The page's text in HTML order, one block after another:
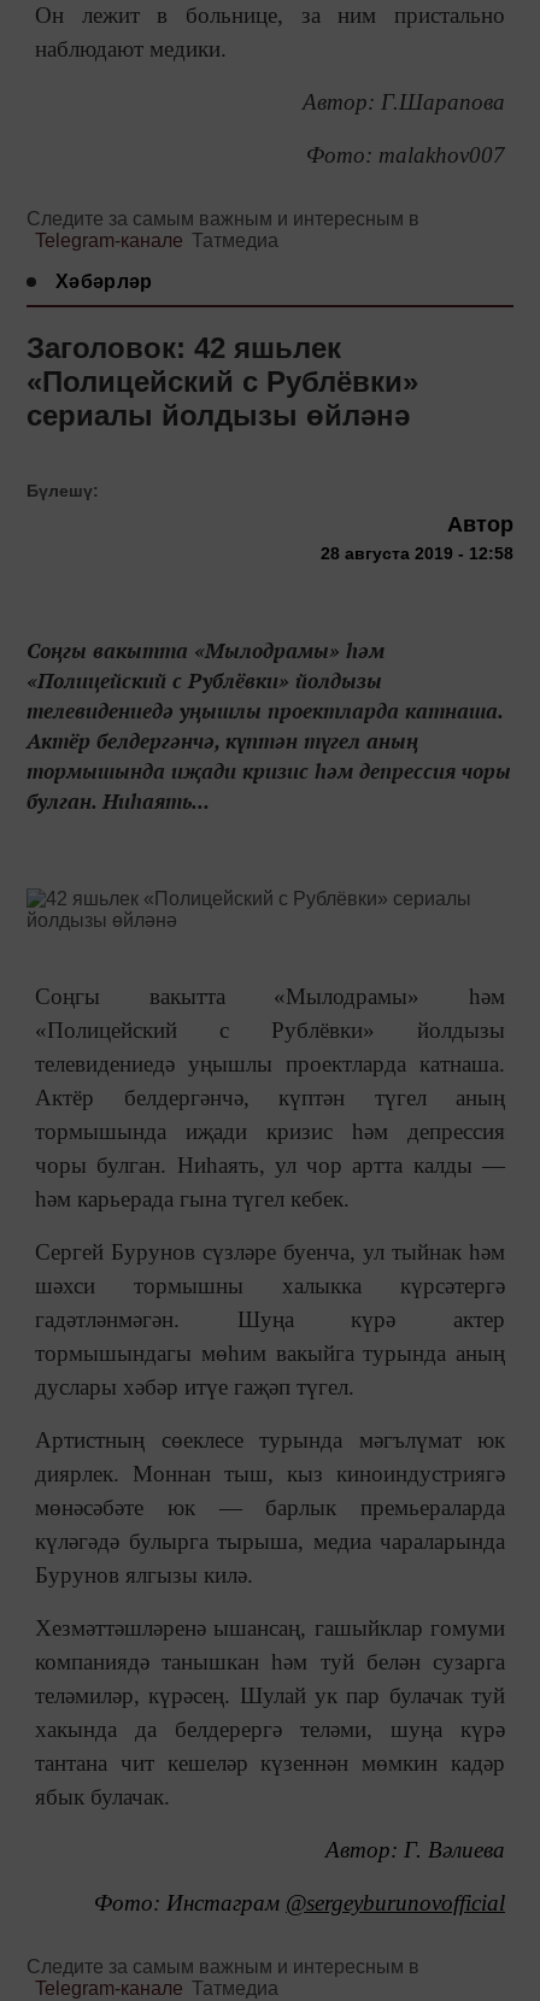
Он лежит в больнице, за ним пристально
наблюдают медики.
Автор: Г.Шарапова
Фото: malakhov007
Следите за самым важным и интересным в
Telegram-канале Татмедиа
Хәбәрләр
Заголовок: 42 яшьлек
«Полицейский с Рублёвки»
сериалы йолдызы өйләнә
Бүлешү:
Автор
28 августа 2019 - 12:58
Соңгы вакытта «Мылодрамы» һәм
«Полицейский с Рублёвки» йолдызы
телевидениедә уңышлы проектларда катнаша.
Актёр белдергәнчә, күптән түгел аның
тормышында иҗади кризис һәм депрессия чоры
булган. Ниһаять...
Соңгы вакытта «Мылодрамы» һәм
«Полицейский с Рублёвки» йолдызы
телевидениедә уңышлы проектларда катнаша.
Актёр белдергәнчә, күптән түгел аның
тормышында иҗади кризис һәм депрессия
чоры булган. Ниһаять, ул чор артта калды —
һәм карьерада гына түгел кебек.
Сергей Бурунов сүзләре буенча, ул тыйнак һәм
шәхси тормышны халыкка күрсәтергә
гадәтләнмәгән. Шуңа күрә актер
тормышындагы мөһим вакыйга турында аның
дуслары хәбәр итүе гаҗәп түгел.
Артистның сөеклесе турында мәгълүмат юк
диярлек. Моннан тыш, кыз киноиндустриягә
мөнәсәбәте юк — барлык премьераларда
күләгәдә булырга тырыша, медиа чараларында
Бурунов ялгызы килә.
Хезмәттәшләренә ышансаң, гашыйклар гомуми
компаниядә танышкан һәм туй белән сузарга
теләмиләр, күрәсең. Шулай ук пар булачак туй
хакында да белдерергә теләми, шуңа күрә
тантана чит кешеләр күзеннән мөмкин кадәр
ябык булачак.
Автор: Г. Вәлиева
Фото: Инстаграм @sergeyburunovofficial
Следите за самым важным и интересным в
Telegram-канале Татмедиа